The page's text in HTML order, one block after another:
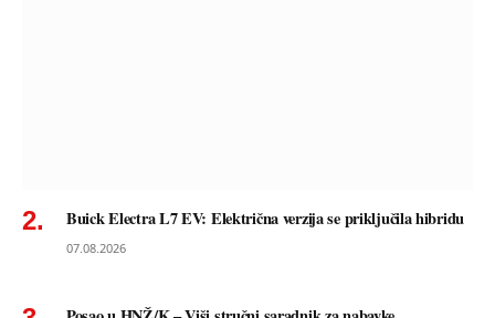
Buick Electra L7 EV: Električna verzija se priključila hibridu
07.08.2026